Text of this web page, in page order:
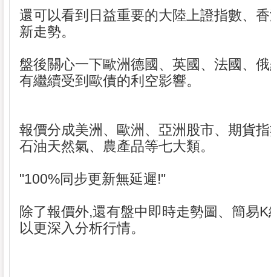
還可以看到日益重要的大陸上證指數、
新走勢。
盤後關心一下歐洲德國、英國、法國、
有繼續受到歐債的利空影響。
報價分成美洲、歐洲、亞洲股市、期貨
石油天然氣、農產品等七大類。
"100%同步更新無延遲!"
除了報價外,還有盤中即時走勢圖、簡易
以更深入分析行情。